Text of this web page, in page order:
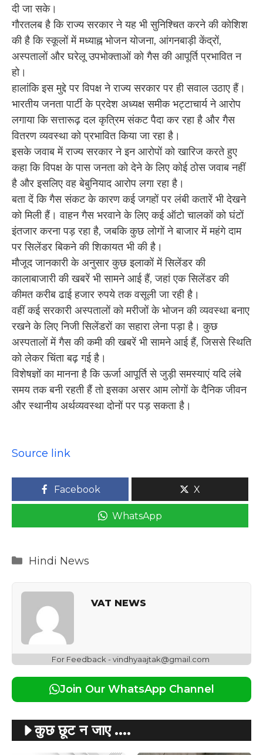
दी जा सके।
गौरतलब है कि राज्य सरकार ने यह भी सुनिश्चित करने की कोशिश
की है कि स्कूलों में मध्याह्न भोजन योजना, आंगनबाड़ी केंद्रों,
अस्पतालों और घरेलू उपभोक्ताओं को गैस की आपूर्ति प्रभावित न
हो।
हालांकि इस मुद्दे पर विपक्ष ने राज्य सरकार पर ही सवाल उठाए हैं।
भारतीय जनता पार्टी के प्रदेश अध्यक्ष समीक भट्टाचार्य ने आरोप
लगाया कि सत्तारूढ़ दल कृत्रिम संकट पैदा कर रहा है और गैस
वितरण व्यवस्था को प्रभावित किया जा रहा है।
इसके जवाब में राज्य सरकार ने इन आरोपों को खारिज करते हुए
कहा कि विपक्ष के पास जनता को देने के लिए कोई ठोस जवाब नहीं
है और इसलिए वह बेबुनियाद आरोप लगा रहा है।
बता दें कि गैस संकट के कारण कई जगहों पर लंबी कतारें भी देखने
को मिली हैं। वाहन गैस भरवाने के लिए कई ऑटो चालकों को घंटों
इंतजार करना पड़ रहा है, जबकि कुछ लोगों ने बाजार में महंगे दाम
पर सिलेंडर बिकने की शिकायत भी की है।
मौजूद जानकारी के अनुसार कुछ इलाकों में सिलेंडर की
कालाबाजारी की खबरें भी सामने आई हैं, जहां एक सिलेंडर की
कीमत करीब ढाई हजार रुपये तक वसूली जा रही है।
वहीं कई सरकारी अस्पतालों को मरीजों के भोजन की व्यवस्था बनाए
रखने के लिए निजी सिलेंडरों का सहारा लेना पड़ा है। कुछ
अस्पतालों में गैस की कमी की खबरें भी सामने आई हैं, जिससे स्थिति
को लेकर चिंता बढ़ गई है।
विशेषज्ञों का मानना है कि ऊर्जा आपूर्ति से जुड़ी समस्याएं यदि लंबे
समय तक बनी रहती हैं तो इसका असर आम लोगों के दैनिक जीवन
और स्थानीय अर्थव्यवस्था दोनों पर पड़ सकता है।
Source link
Facebook X
WhatsApp
Categories
Hindi News
VAT NEWS
For Feedback - vindhyaajtak@gmail.com
Join Our WhatsApp Channel
कुछ छूट न जाए ....